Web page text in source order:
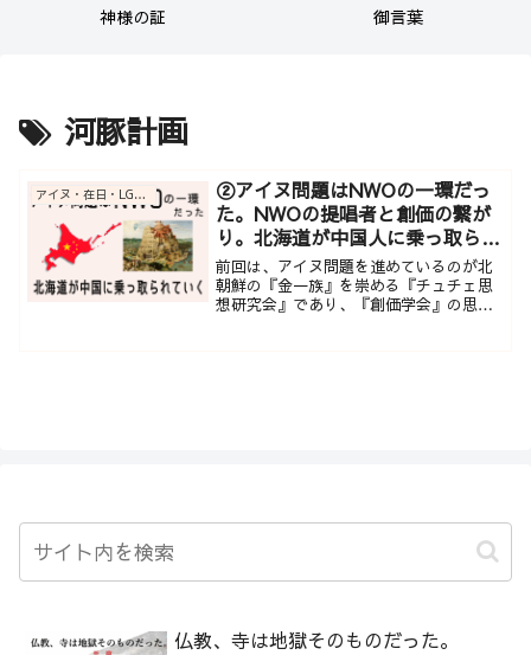
神様の証
御言葉
河豚計画
アイヌ・在日・LGBT・沖縄基地関連
②アイヌ問題はNWOの一環だっ
た。NWOの提唱者と創価の繋が
り。北海道が中国人に乗っ取られ
ていく。
前回は、アイヌ問題を進めているのが北
朝鮮の『金一族』を崇める『チュチェ思
想研究会』であり、『創価学会』の思想
仏教、寺は地獄そのものだった。